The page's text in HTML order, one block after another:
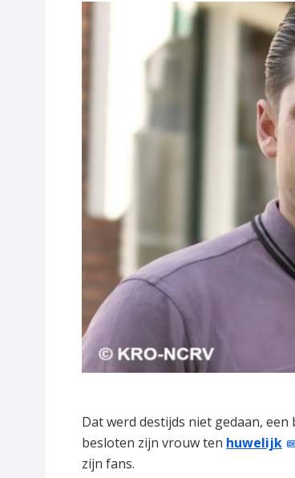
Dat werd destijds niet gedaan,
besloten zijn vrouw ten huwelijk
zijn fans.